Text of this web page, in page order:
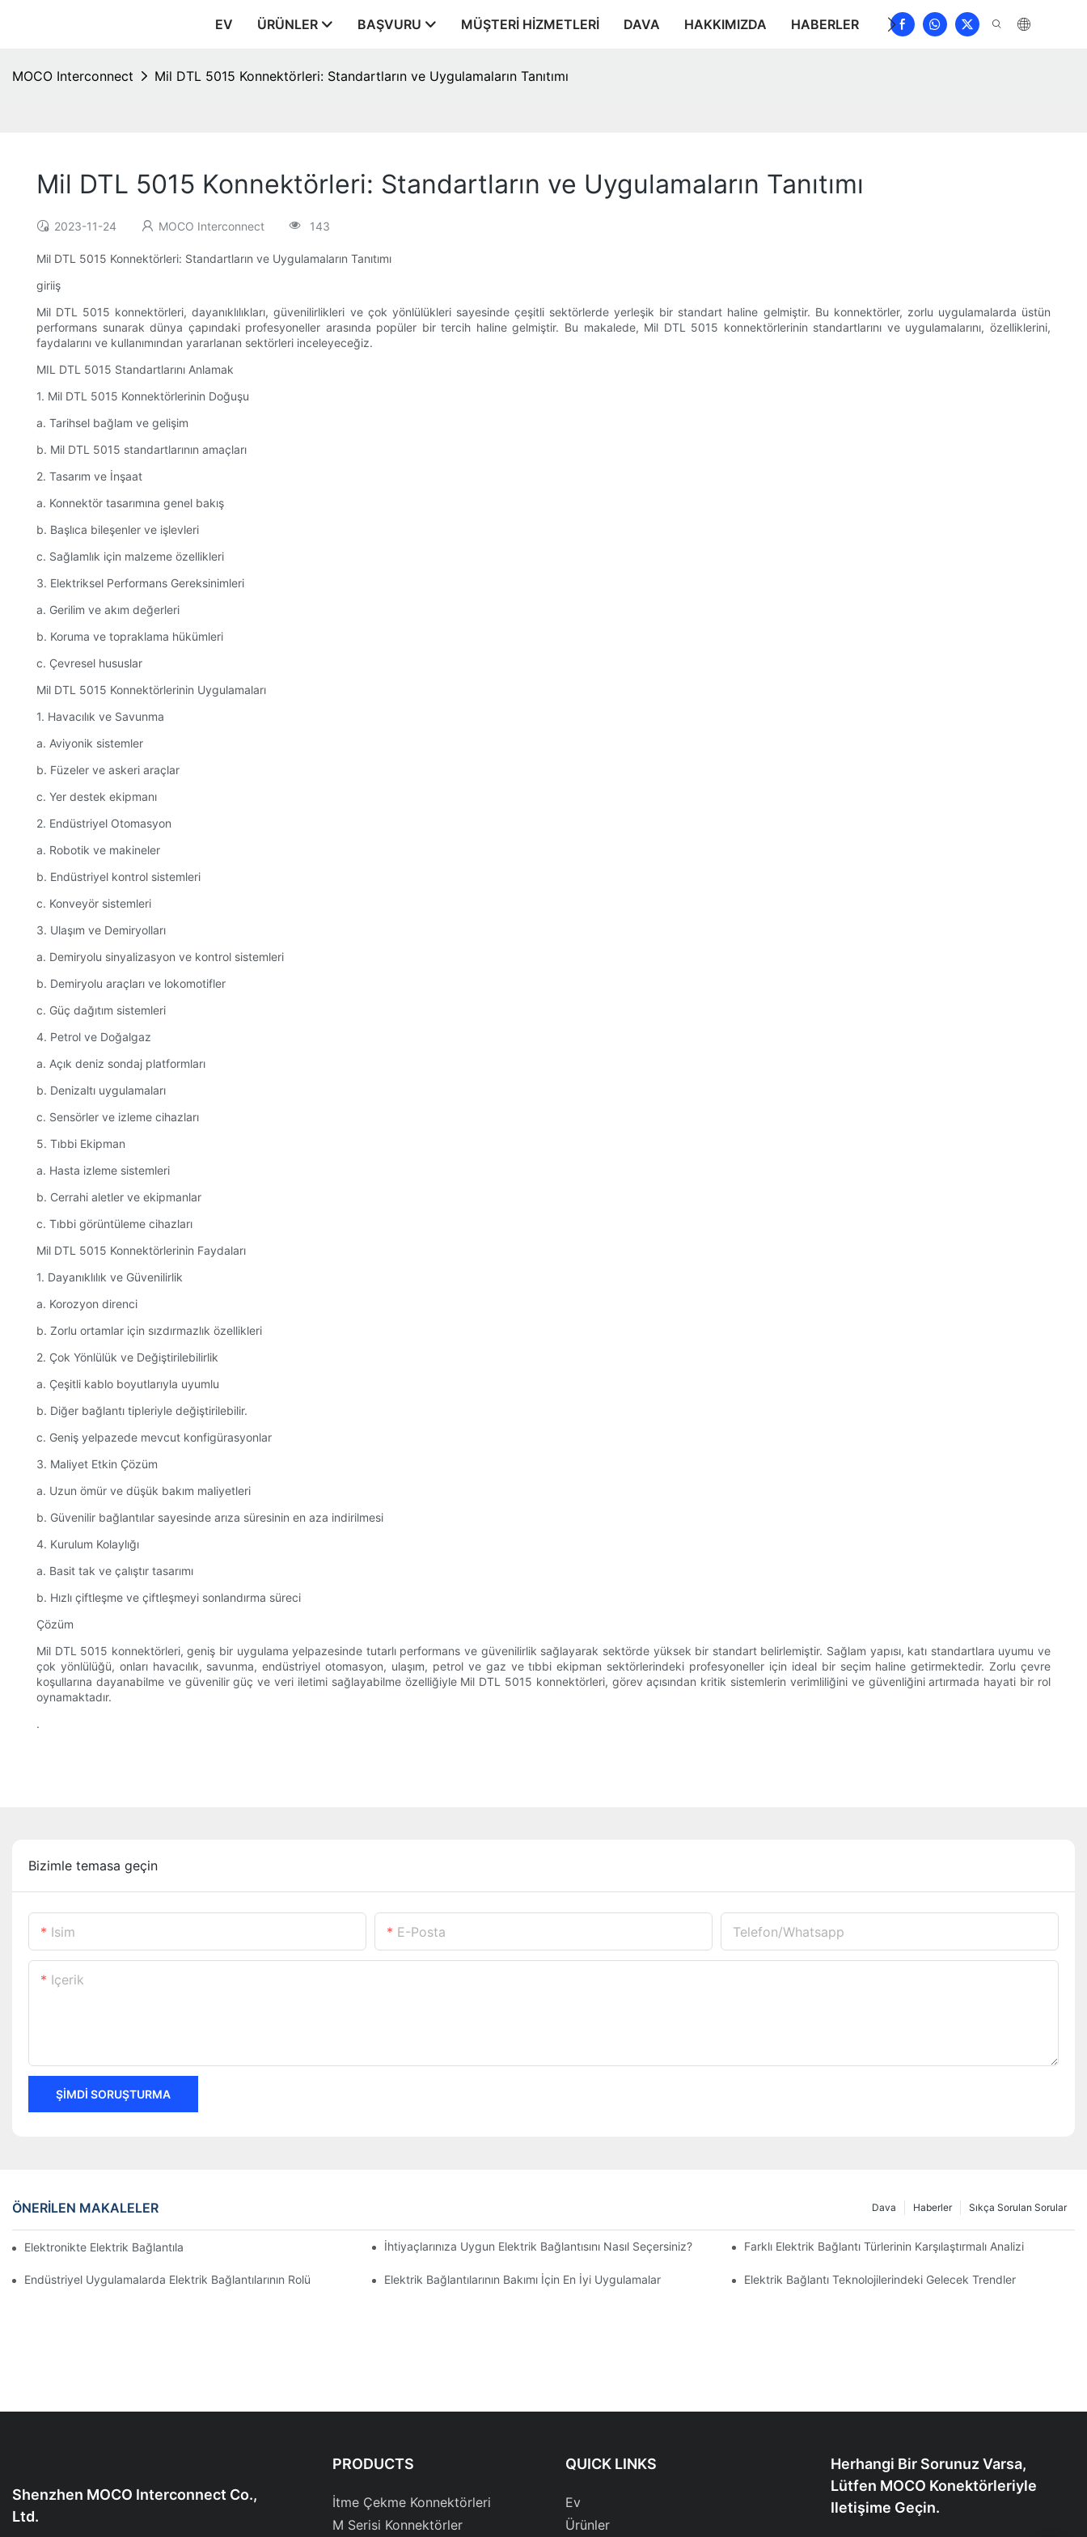
EV ÜRÜNLER BAŞVURU MÜŞTERI HIZMETLERI DAVA HAKKIMIZDA HABERLER İNDIRMEK BIZE ULAŞIN
MOCO Interconnect Mil DTL 5015 Konnektörleri: Standartların ve Uygulamaların Tanıtımı
Mil DTL 5015 Konnektörleri: Standartların ve Uygulamaların Tanıtımı
2023-11-24 MOCO Interconnect 143
Mil DTL 5015 Konnektörleri: Standartların ve Uygulamaların Tanıtımı
giriiş
Mil DTL 5015 konnektörleri, dayanıklılıkları, güvenilirlikleri ve çok yönlülükleri sayesinde çeşitli sektörlerde yerleşik bir standart haline gelmiştir. Bu konnektörler, zorlu uygulamalarda üstün
performans sunarak dünya çapındaki profesyoneller arasında popüler bir tercih haline gelmiştir. Bu makalede, Mil DTL 5015 konnektörlerinin standartlarını ve uygulamalarını, özelliklerini,
faydalarını ve kullanımından yararlanan sektörleri inceleyeceğiz.
MIL DTL 5015 Standartlarını Anlamak
1. Mil DTL 5015 Konnektörlerinin Doğuşu
a. Tarihsel bağlam ve gelişim
b. Mil DTL 5015 standartlarının amaçları
2. Tasarım ve İnşaat
a. Konnektör tasarımına genel bakış
b. Başlıca bileşenler ve işlevleri
c. Sağlamlık için malzeme özellikleri
3. Elektriksel Performans Gereksinimleri
a. Gerilim ve akım değerleri
b. Koruma ve topraklama hükümleri
c. Çevresel hususlar
Mil DTL 5015 Konnektörlerinin Uygulamaları
1. Havacılık ve Savunma
a. Aviyonik sistemler
b. Füzeler ve askeri araçlar
c. Yer destek ekipmanı
2. Endüstriyel Otomasyon
a. Robotik ve makineler
b. Endüstriyel kontrol sistemleri
c. Konveyör sistemleri
3. Ulaşım ve Demiryolları
a. Demiryolu sinyalizasyon ve kontrol sistemleri
b. Demiryolu araçları ve lokomotifler
c. Güç dağıtım sistemleri
4. Petrol ve Doğalgaz
a. Açık deniz sondaj platformları
b. Denizaltı uygulamaları
c. Sensörler ve izleme cihazları
5. Tıbbi Ekipman
a. Hasta izleme sistemleri
b. Cerrahi aletler ve ekipmanlar
c. Tıbbi görüntüleme cihazları
Mil DTL 5015 Konnektörlerinin Faydaları
1. Dayanıklılık ve Güvenilirlik
a. Korozyon direnci
b. Zorlu ortamlar için sızdırmazlık özellikleri
2. Çok Yönlülük ve Değiştirilebilirlik
a. Çeşitli kablo boyutlarıyla uyumlu
b. Diğer bağlantı tipleriyle değiştirilebilir.
c. Geniş yelpazede mevcut konfigürasyonlar
3. Maliyet Etkin Çözüm
a. Uzun ömür ve düşük bakım maliyetleri
b. Güvenilir bağlantılar sayesinde arıza süresinin en aza indirilmesi
4. Kurulum Kolaylığı
a. Basit tak ve çalıştır tasarımı
b. Hızlı çiftleşme ve çiftleşmeyi sonlandırma süreci
Çözüm
Mil DTL 5015 konnektörleri, geniş bir uygulama yelpazesinde tutarlı performans ve güvenilirlik sağlayarak sektörde yüksek bir standart belirlemiştir. Sağlam yapısı, katı standartlara uyumu ve
çok yönlülüğü, onları havacılık, savunma, endüstriyel otomasyon, ulaşım, petrol ve gaz ve tıbbi ekipman sektörlerindeki profesyoneller için ideal bir seçim haline getirmektedir. Zorlu çevre
koşullarına dayanabilme ve güvenilir güç ve veri iletimi sağlayabilme özelliğiyle Mil DTL 5015 konnektörleri, görev açısından kritik sistemlerin verimliliğini ve güvenliğini artırmada hayati bir rol
oynamaktadır.
.
Bizimle temasa geçin
Isim E-Posta Telefon/whatsapp
Içerik
ŞIMDI SORUŞTURMA
ÖNERILEN MAKALELER Sıkça Sorulan Sorular
Haberler
Dava
Elektronikte Elektrik Bağlantıları Üzerinde Teknolojinin Etkisi İhtiyaçlarınıza Uygun Elektrik Bağlantısını Nasıl Seçersiniz? Farklı Elektrik Bağlantı Türlerinin Karşılaştırmalı Analizi
Endüstriyel Uygulamalarda Elektrik Bağlantılarının Rolü Elektrik Bağlantılarının Bakımı İçin En İyi Uygulamalar Elektrik Bağlantı Teknolojilerindeki Gelecek Trendler
Shenzhen MOCO Interconnect Co.,
Ltd.
PRODUCTS
İtme Çekme Konnektörleri
M Serisi Konnektörler
QUICK LINKS
Ev
Ürünler
Herhangi Bir Sorunuz Varsa,
Lütfen MOCO Konektörleriyle
Iletişime Geçin.